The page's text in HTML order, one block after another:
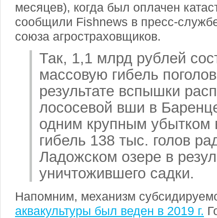
месяцев), когда был оплачен
сообщили Fishnews в пресс-
союза агростраховщиков.
Так, 1,1 млрд рублей
массовую гибель
результате вспышки
лососевой вши в
одним крупным убытком
гибель 138 тыс. голов
Ладожском озере в
уничтожившего садки.
Напомним, механизм
аквакультуры был веден в 2019 г.